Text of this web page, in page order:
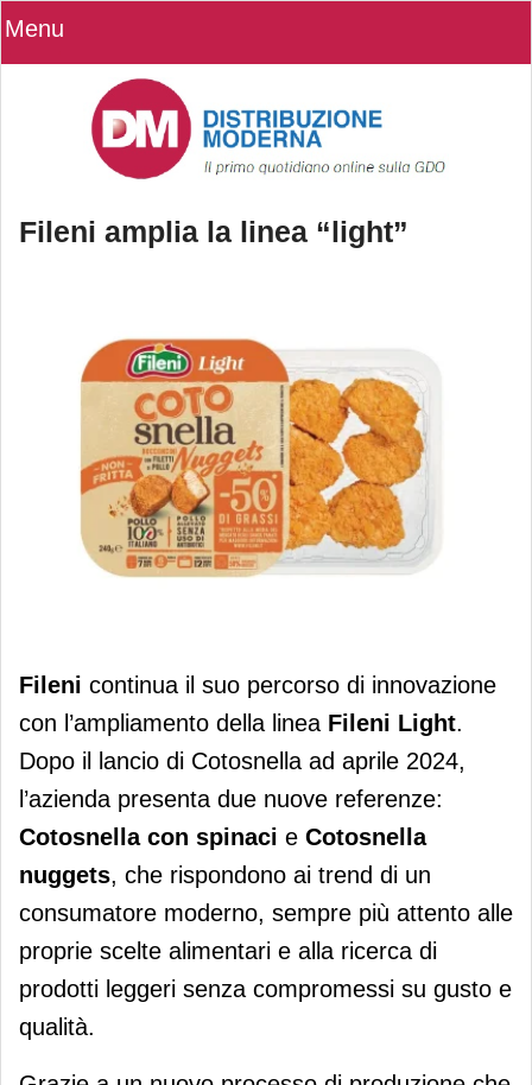
Menu
Fileni amplia la linea “light”
Fileni amplia la linea “light”
Fileni continua il suo percorso di innovazione
con l’ampliamento della linea Fileni Light.
Dopo il lancio di Cotosnella ad aprile 2024,
l’azienda presenta due nuove referenze:
Cotosnella con spinaci e Cotosnella
nuggets, che rispondono ai trend di un
consumatore moderno, sempre più attento alle
proprie scelte alimentari e alla ricerca di
prodotti leggeri senza compromessi su gusto e
qualità.